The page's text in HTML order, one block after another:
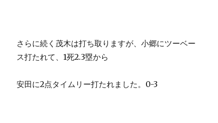
さらに続く茂木は打ち取りますが、小郷にツーベー
ス打たれて、1死2.3塁から
安田に2点タイムリー打たれました。0-3